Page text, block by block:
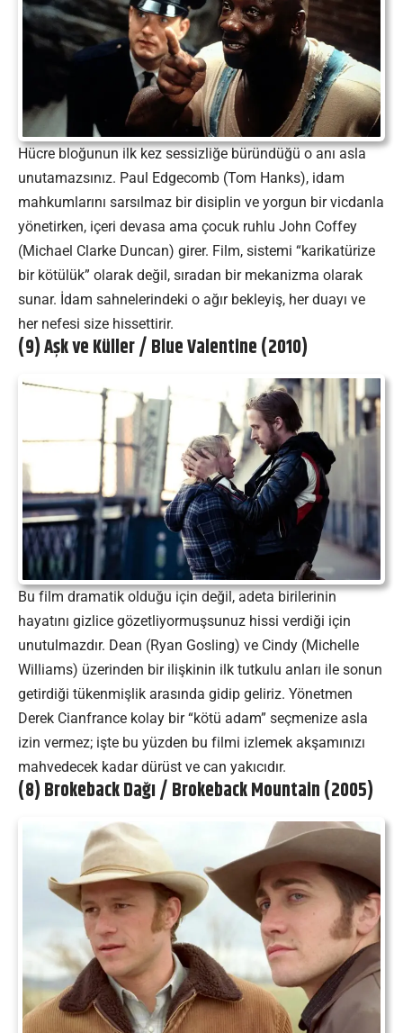
Hücre bloğunun ilk kez sessizliğe büründüğü o anı asla
unutamazsınız. Paul Edgecomb (Tom Hanks), idam
mahkumlarını sarsılmaz bir disiplin ve yorgun bir vicdanla
yönetirken, içeri devasa ama çocuk ruhlu John Coffey
(Michael Clarke Duncan) girer. Film, sistemi “karikatürize
bir kötülük” olarak değil, sıradan bir mekanizma olarak
sunar. İdam sahnelerindeki o ağır bekleyiş, her duayı ve
her nefesi size hissettirir.
(9) Aşk ve Küller / Blue Valentine (2010)
Bu film dramatik olduğu için değil, adeta birilerinin
hayatını gizlice gözetliyormuşsunuz hissi verdiği için
unutulmazdır. Dean (Ryan Gosling) ve Cindy (Michelle
Williams) üzerinden bir ilişkinin ilk tutkulu anları ile sonun
getirdiği tükenmişlik arasında gidip geliriz. Yönetmen
Derek Cianfrance kolay bir “kötü adam” seçmenize asla
izin vermez; işte bu yüzden bu filmi izlemek akşamınızı
mahvedecek kadar dürüst ve can yakıcıdır.
(8) Brokeback Dağı / Brokeback Mountain (2005)